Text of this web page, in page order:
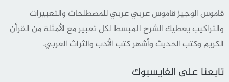
قاموس الوجيز قاموس عربي عربي للمصطلحات والتعبيرات
والتراكيب يعطيك الشرح المبسط لكل تعبير مع الأمثلة من القرأن
الكريم وكتب الحديث وأشهر كتب الأدب والثراث العربي.
تابعنا على الفايسبوك